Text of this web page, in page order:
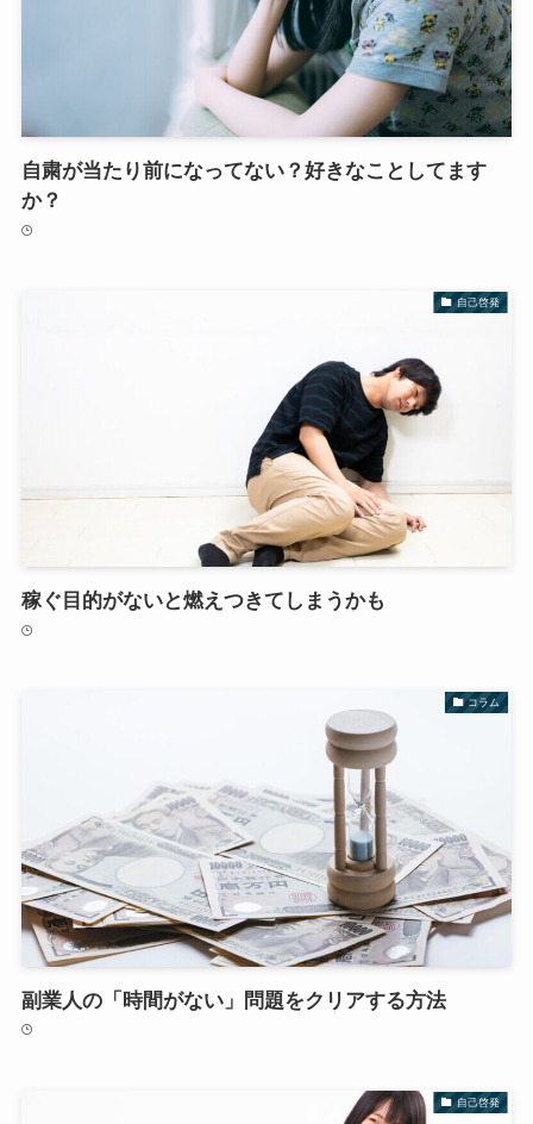
自粛が当たり前になってない？好きなことしてます
か？
自己啓発
稼ぐ目的がないと燃えつきてしまうかも
コラム
副業人の「時間がない」問題をクリアする方法
自己啓発